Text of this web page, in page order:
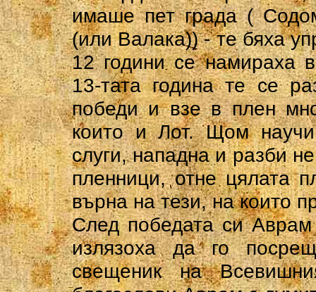
имаше пет града (
(или Валака)) - те бяха
12 години се намираха
13-тата година те се
победи и взе в плен
които и Лот. Щом
слуги, нападна и разби
пленници, отне цялата
върна на тези, на които
След победата си
излязоха да го
свещеник на